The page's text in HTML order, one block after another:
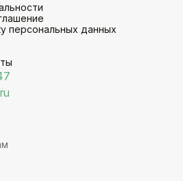
персональных данных